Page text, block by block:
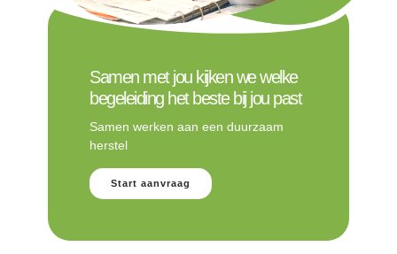
Samen met jou kijken we welke
begeleiding het beste bij jou past
Samen werken aan een duurzaam
herstel
Start aanvraag